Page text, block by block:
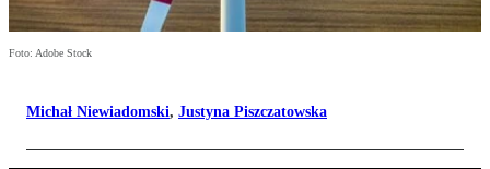
Foto: Adobe Stock
Michał Niewiadomski, Justyna Piszczatowska